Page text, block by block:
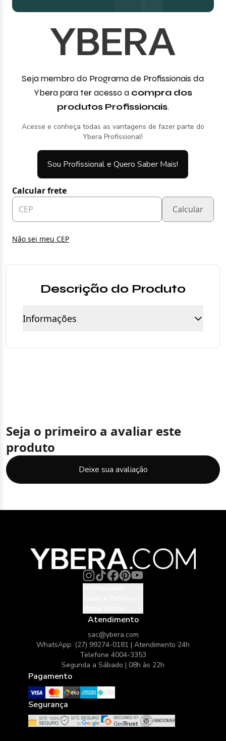
Seja membro do Programa de Profissionais da
Ybera para ter acesso a compra dos
produtos Profissionais.
Acesse e conheça todas as vantagens de fazer parte do
Ybera Profissional!
Sou Profissional e Quero Saber Mais!
Calcular frete
Calcular
Não sei meu CEP
Descrição do Produto
Informações
Seja o primeiro a avaliar este
produto
Deixe sua avaliação
Atendimento
sac@ybera.com
WhatsApp: (27) 99274-0181 | Atendimento 24h
Telefone 4004-3353
Segunda a Sábado | 08h às 22h
Pagamento
Segurança